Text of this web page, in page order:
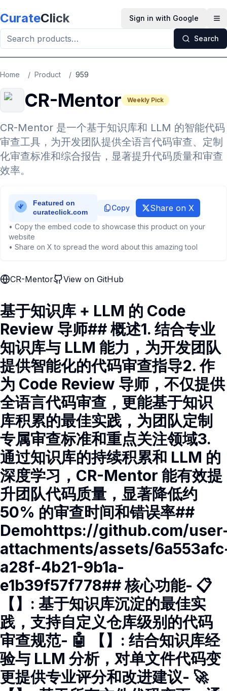
CurateClick Sign in with Google
Search
Home / Product / 959
CR-Mentor Weekly Pick
CR-Mentor 是一个基于知识库和 LLM 的智能代码
审查工具，为开发团队提供全语言代码审查、定制
化审查标准和综合报告，显著提升代码质量和审查
效率。
Copy Share on X
• Copy the embed code to showcase this product on your
website
• Share on X to spread the word about this amazing tool
CR-Mentor View on GitHub
基于知识库 + LLM 的 Code
Review 导师## 概述1. 结合专业
知识库与 LLM 能力，为开发团队
提供智能化的代码审查指导2. 作
为 Code Review 导师，不仅提供
全语言代码审查，更能基于知识
库积累的最佳实践，为团队定制
专属审查标准和重点关注领域3.
通过知识库的持续积累和 LLM 的
深度学习，CR-Mentor 能有效提
升团队代码质量，显著降低约
50% 的审查时间和错误率##
Demohttps://github.com/
attachments/assets/
a28f-4b21-9b1a-
e1b39f57f778## 核心功能- 📋
【】: 基于知识库沉淀的最佳实
践，支持自定义仓库级别的代码
审查规范- 🤖 【】: 结合知识库经
验与 LLM 分析，对单文件代码变
更提供专业评分和改进建议- 🚀